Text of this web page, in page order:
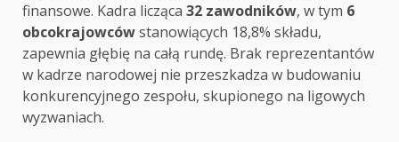
finansowe. Kadra licząca 32 zawodników, w tym 6
obcokrajowcówstanowiących 18,8% składu,
zapewnia głębię na całą rundę. Brak reprezentantów
w kadrze narodowej nie przeszkadza w budowaniu
konkurencyjnego zespołu, skupionego na ligowych
wyzwaniach.